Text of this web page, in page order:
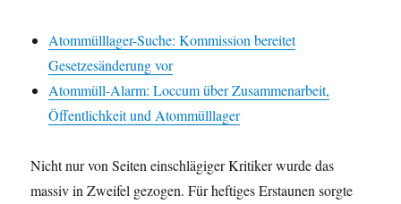
Atommülllager-Suche: Kommission bereitet
Gesetzesänderung vor
Atommüll-Alarm: Loccum über Zusammenarbeit,
Öffentlichkeit und Atommülllager
Nicht nur von Seiten einschlägiger Kritiker wurde das
massiv in Zweifel gezogen. Für heftiges Erstaunen sorgte